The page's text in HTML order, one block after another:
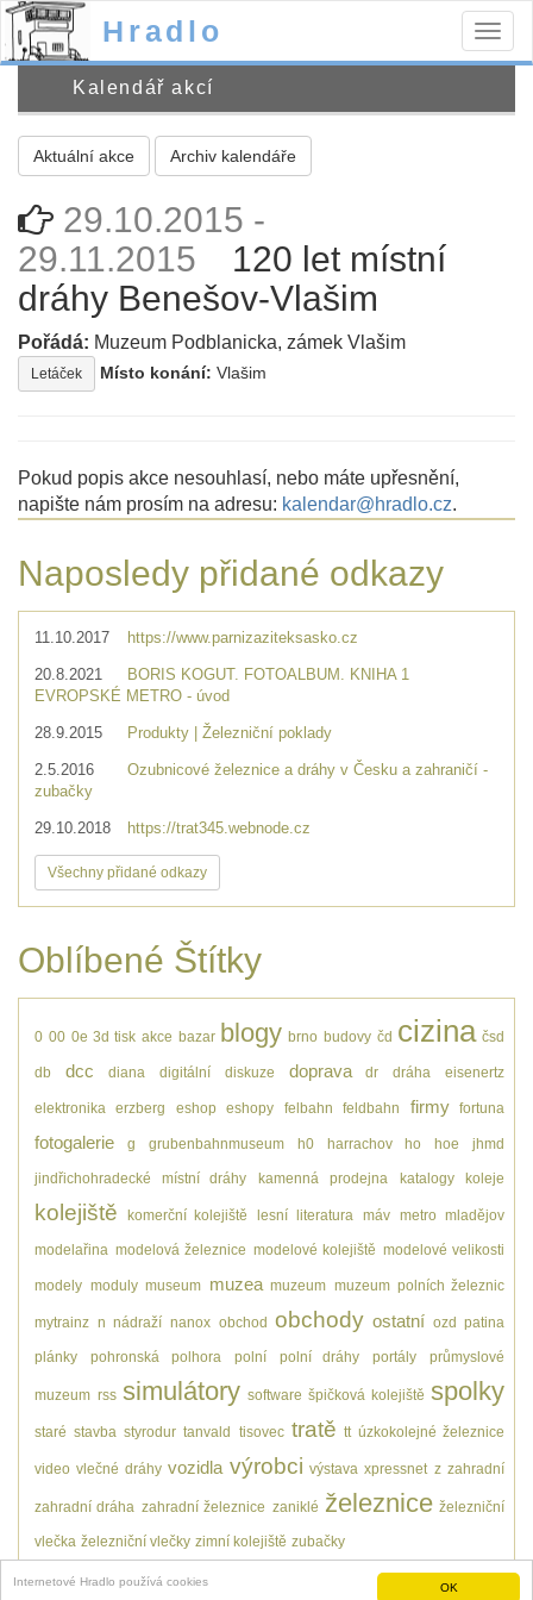
OK
Internetové Hradlo používá cookies
Hradlo
Kalendář akcí
Aktuální akce Archiv kalendáře
29.10.2015 -
29.11.2015
120 let místní
dráhy Benešov-Vlašim
Pořádá: Muzeum Podblanicka, zámek Vlašim
Letáček Místo konání: Vlašim
Pokud popis akce nesouhlasí, nebo máte upřesnění,
napište nám prosím na adresu: kalendar@hradlo.cz.
Naposledy přidané odkazy
11.10.2017 https://www.parnizaziteksasko.cz
20.8.2021
BORIS KOGUT. FOTOALBUM. KNIHA 1
EVROPSKÉ METRO - úvod
28.9.2015 Produkty | Železniční poklady
2.5.2016
Ozubnicové železnice a dráhy v Česku a zahraničí -
zubačky
29.10.2018 https://trat345.webnode.cz
Všechny přidané odkazy
Oblíbené Štítky
0 00 0e 3d tisk akce bazar blogy brno budovy čd cizina čsd
db dcc diana digitální diskuze doprava dr dráha eisenertz
elektronika erzberg eshop eshopy felbahn feldbahn firmy fortuna
fotogalerie g grubenbahnmuseum h0 harrachov ho hoe jhmd
jindřichohradecké místní dráhy kamenná prodejna katalogy koleje
kolejiště komerční kolejiště lesní literatura máv metro mladějov
modelařina modelová železnice modelové kolejiště modelové velikosti
modely moduly museum muzea muzeum muzeum polních železnic
mytrainz n nádraží nanox obchod obchody ostatní ozd patina
plánky pohronská polhora polní polní dráhy portály průmyslové
muzeum rss simulátory software špičková kolejiště spolky
staré stavba styrodur tanvald tisovec tratě tt úzkokolejné železnice
video vlečné dráhy vozidla výrobci výstava xpressnet z zahradní
zahradní dráha zahradní železnice zaniklé železnice železniční
vlečka železniční vlečky zimní kolejiště zubačky